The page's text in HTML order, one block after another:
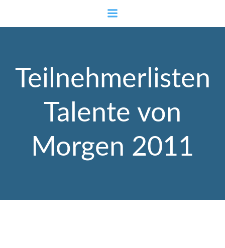
Inhalt
springen
Teilnehmerlisten
Talente von
Morgen 2011